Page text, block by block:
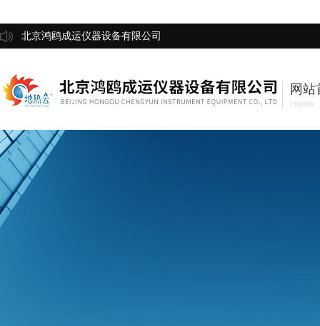
北京鸿鸥成运仪器设备有限公司
网站
Home